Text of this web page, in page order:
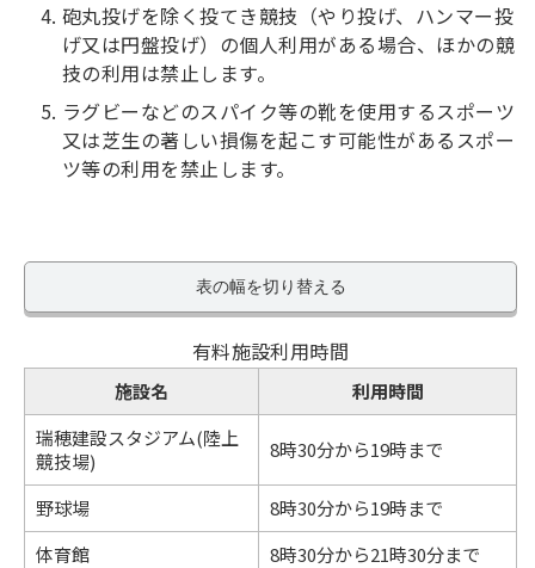
砲丸投げを除く投てき競技（やり投げ、ハンマー投
げ又は円盤投げ）の個人利用がある場合、ほかの競
技の利用は禁止します。
ラグビーなどのスパイク等の靴を使用するスポーツ
又は芝生の著しい損傷を起こす可能性があるスポー
ツ等の利用を禁止します。
表の幅を切り替える
有料施設利用時間
施設名
利用時間
瑞穂建設スタジアム(陸上
競技場)
8時30分から19時まで
野球場
8時30分から19時まで
体育館
8時30分から21時30分まで